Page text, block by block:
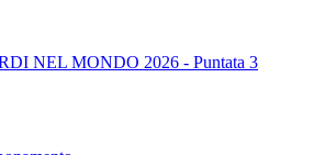
NEL MONDO 2026 - Puntata 3